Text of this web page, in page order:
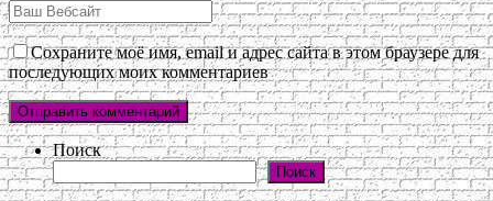
Сохраните моё имя, email и адрес сайта в этом браузере для
последующих моих комментариев
Поиск
Поиск